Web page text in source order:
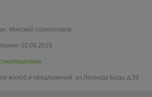
Минский горисполком
02.09.2019
лицензию
жалоб и предложений: ул.Леонида Беды д.33